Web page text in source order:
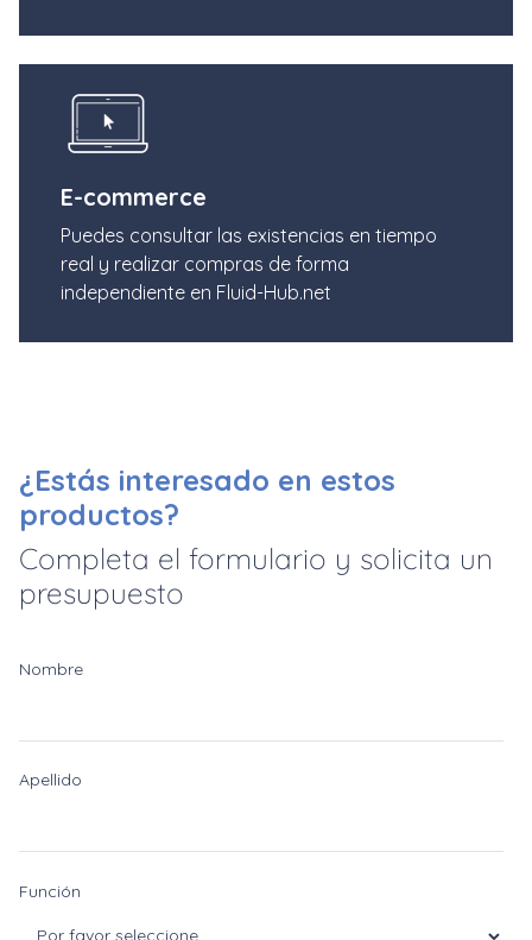
E-commerce
Puedes consultar las existencias en tiempo
real y realizar compras de forma
independiente en Fluid-Hub.net
¿Estás interesado en estos
productos?
Completa el formulario y solicita un
presupuesto
Nombre
Apellido
Función